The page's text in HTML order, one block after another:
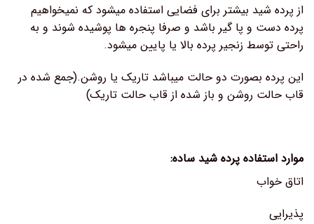
از پرده شید بیشتر برای فضایی استفاده میشود که نمیخواهیم
پرده دست و پا گیر باشد و صرفا پنجره ها پوشیده شوند و به
راحتی توسط زنجیر پرده بالا یا پایین میشود.
این پرده بصورت دو حالت میباشد تاریک یا روشن.(جمع شده در
قاب حالت روشن و باز شده از قاب حالت تاریک)
موارد استفاده پرده شید ساده:
اتاق خواب
پذیرایی